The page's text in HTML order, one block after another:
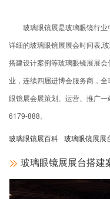
玻璃眼镜展是玻璃眼镜行
详细的玻璃眼镜展展会时间表,
搭建设计案例等玻璃眼镜展展
业，连续四届进博会服务商，
眼镜展会展策划、运营、推广
6179-888。
玻璃眼镜展百科 玻璃眼镜展展
玻璃眼镜展展台搭建